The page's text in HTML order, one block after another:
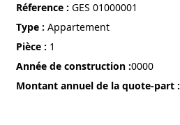
réference : GES 01000001
Type : Appartement
pièce : 1
année de construction :0000
Montant annuel de la quote-part :